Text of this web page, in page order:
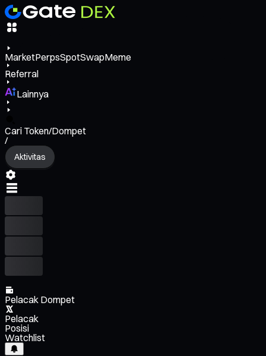
MarketPerpsSpotSwapMeme
Referral
Lainnya
Cari Token/Dompet
/
Aktivitas
Pelacak Dompet
Pelacak
Posisi
Watchlist